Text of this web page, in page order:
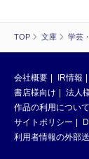
TOP 文庫 学芸
会社概要 IR情報
書店様向け
法人
作品の利用について
サイトポリシー
利用者情報の外部